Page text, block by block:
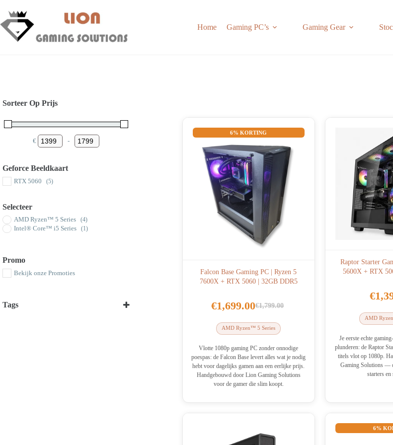
content
Home Gaming PC’s Gaming Gear
6% KORTING
Falcon Base Gaming PC | Ryzen 5
7600X + RTX 5060 | 32GB DDR5
€1,799.00
Oorspronkelijke
prijs
was:
€1,799.00.
€1,699.00Huidige
prijs
is:
€1,699.00.
AMD Ryzen™ 5 Series
Vlotte 1080p gaming PC zonder onnodige
poespas: de Falcon Base levert alles wat je nodig
hebt voor dagelijks gamen aan een eerlijke prijs.
Handgebouwd door Lion Gaming Solutions
voor de gamer die slim koopt.
Raptor Starter
5600X + RTX
€
AMD
Je eerste echte
plunderen: de Raptor
titels vlot op 1080p.
Gaming Solutions —
starters en
6%
Sorteer Op Prijs
€ Minimum Price
-Maximum Price
Geforce Beeldkaart
RTX 5060 (5)
Selecteer
AMD Ryzen™ 5 Series (4)
Intel® Core™ i5 Series (1)
Promo
Bekijk onze Promoties
Tags